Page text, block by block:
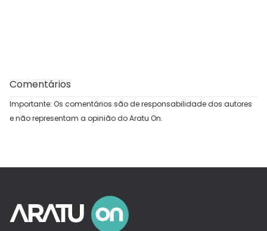
Comentários
Importante: Os comentários são de responsabilidade dos autores
e não representam a opinião do Aratu On.